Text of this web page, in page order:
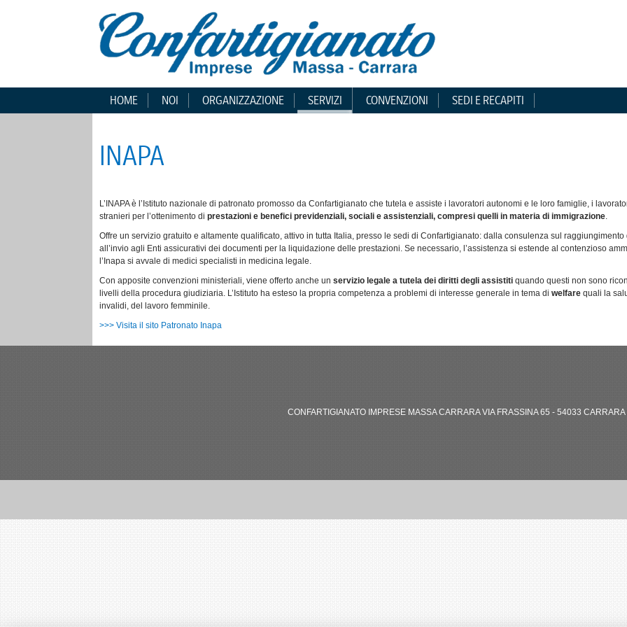
HOME NOI ORGANIZZAZIONE SERVIZI CONVENZIONI SEDI E RECAPITI
INAPA
L’INAPA è l’Istituto nazionale di patronato promosso da Confartigianato che tutela e assiste i lavoratori autonomi e le loro famiglie, i
stranieri per l’ottenimento di prestazioni e benefici previdenziali, sociali e assistenziali, compresi quelli in materia di immigrazione.
Offre un servizio gratuito e altamente qualificato, attivo in tutta Italia, presso le sedi di Confartigianato: dalla consulenza sul
all’invio agli Enti assicurativi dei documenti per la liquidazione delle prestazioni. Se necessario, l’assistenza si estende al contenzioso
l’Inapa si avvale di medici specialisti in medicina legale.
Con apposite convenzioni ministeriali, viene offerto anche un servizio legale a tutela dei diritti degli assistiti quando questi non sono
livelli della procedura giudiziaria. L’Istituto ha esteso la propria competenza a problemi di interesse generale in tema di welfare quali la
invalidi, del lavoro femminile.
>>> Visita il sito Patronato Inapa
CONFARTIGIANATO IMPRESE MASSA CARRARA VIA FRASSINA 65 - 54033